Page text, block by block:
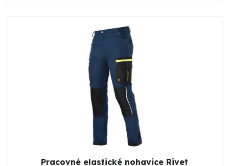
Pracovné elastické nohavice Rivet